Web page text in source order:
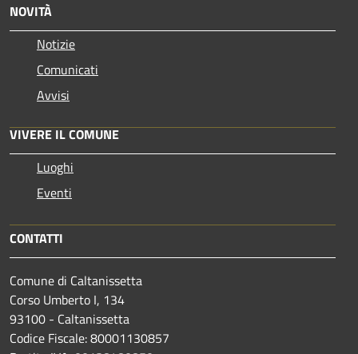
NOVITÀ
Notizie
Comunicati
Avvisi
VIVERE IL COMUNE
Luoghi
Eventi
CONTATTI
Comune di Caltanissetta
Corso Umberto I, 134
93100 - Caltanissetta
Codice Fiscale: 80001130857